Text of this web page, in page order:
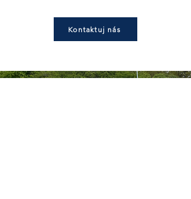
Kontaktuj nás